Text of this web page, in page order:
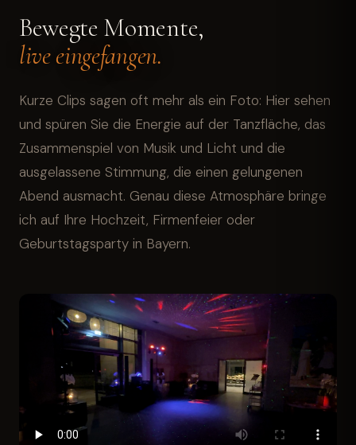
Bewegte Momente,
live eingefangen.
Kurze Clips sagen oft mehr als ein Foto: Hier sehen
und spüren Sie die Energie auf der Tanzfläche, das
Zusammenspiel von Musik und Licht und die
ausgelassene Stimmung, die einen gelungenen
Abend ausmacht. Genau diese Atmosphäre bringe
ich auf Ihre Hochzeit, Firmenfeier oder
Geburtstagsparty in Bayern.